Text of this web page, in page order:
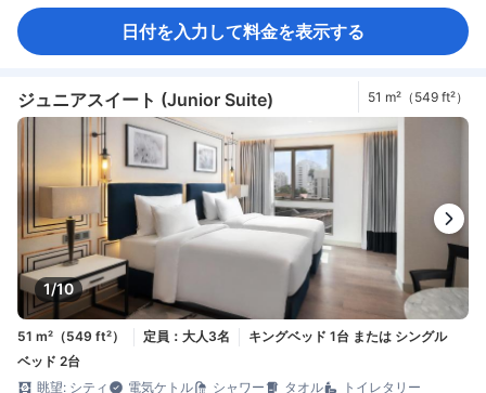
日付を入力して料金を表示する
ジュニアスイート (Junior Suite) 51 m²（549 ft²）
1/10
51 m²（549 ft²） 定員：大人3名
キングベッド 1台 または シングル
ベッド 2台
眺望: シティ
電気ケトル シャワー タオル
トイレタリー